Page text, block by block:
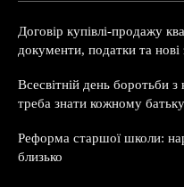
Договір купівлі-продажу
документи, податки та нові
Всесвітній день боротьби
треба знати кожному батьку
Реформа старшої школи:
близько